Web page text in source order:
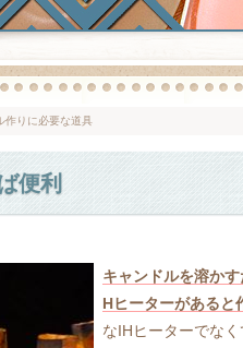
作りに必要な道具
便利
キャンドルを溶か
Hヒーターがあると
なIHヒーターでな